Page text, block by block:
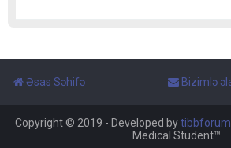
Əsas Səhifə Bizimlə
Copyright © 2019 - Developed by
Medical Student™